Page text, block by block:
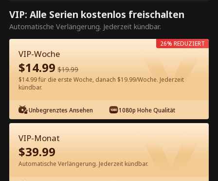
Dies ist eine kostenpflichtige
Episode. Bitte entsperren, um
weiterzusehen.
60Jetzt entsperren
Kostenlos in der App ansehen
VIP: Alle Serien kostenlos freischalten
Automatische Verlängerung. Jederzeit kündbar.
VIP-Woche
$14.99 $19.99
$14.99 für die erste Woche, danach $19.99/Woche. Jederzeit
kündbar.
Unbegrenztes Ansehen 1080p Hohe Qualität
26% REDUZIERT
VIP-Monat
$39.99
Automatische Verlängerung. Jederzeit kündbar.